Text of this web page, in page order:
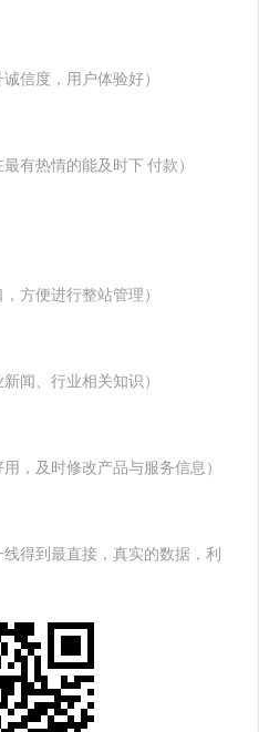
信度，用户体验好）
热情的能及时下 付款）
方便进行整站管理）
闻、行业相关知识）
及时修改产品与服务信息）
到最直接，真实的数据，利